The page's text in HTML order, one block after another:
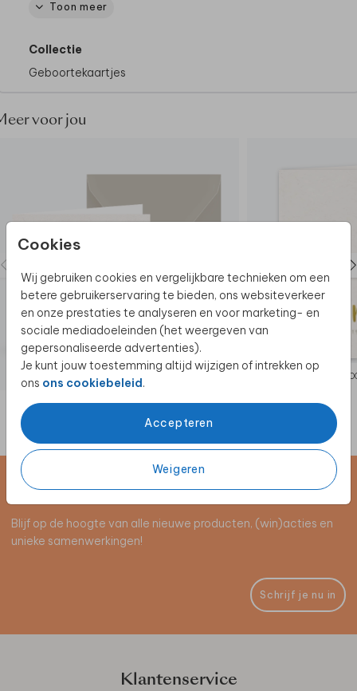
Cookies
Wij gebruiken cookies en vergelijkbare technieken om een
betere gebruikerservaring te bieden, ons websiteverkeer
en onze prestaties te analyseren en voor marketing- en
sociale mediadoeleinden (het weergeven van
gepersonaliseerde advertenties).
Je kunt jouw toestemming altijd wijzigen of intrekken op
ons ons cookiebeleid.
Accepteren
Weigeren
• De papiersoort natuurkarton past mooi bij dit
• Onze makers kiezen voor een biotop envelop.
Bij Made for Moments gaan we altijd verder om jullie
We helpen je graag!
Zo leuk! Je kunt het geboortekaartje in poster
formaat bestellen. Vraag het geboortekaartje in
poster formaathier aan.
Toon meer
Collectie
Geboortekaartjes
voor jou
Schrijf je in voor de nieuwsbrief
Blijf op de hoogte van alle nieuwe producten, (win)acties en
unieke samenwerkingen!
Schrijf je nu in
Klantenservice